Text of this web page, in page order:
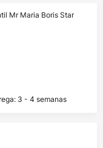
Mr Maria Boris Star
3 - 4 semanas